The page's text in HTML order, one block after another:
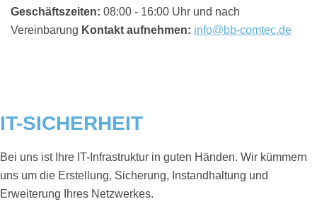
Geschäftszeiten: 08:00 - 16:00 Uhr und nach
Vereinbarung Kontakt aufnehmen: info@bb-comtec.de
IT-SICHERHEIT
Bei uns ist Ihre IT-Infrastruktur in guten Händen. Wir kümmern
uns um die Erstellung, Sicherung, Instandhaltung und
Erweiterung Ihres Netzwerkes.